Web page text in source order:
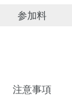
参加料
注意事項